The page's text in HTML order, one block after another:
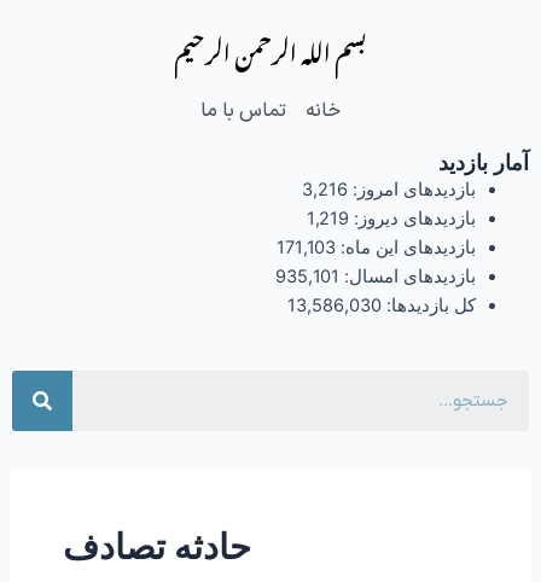
بسم الله الرحمن الرحیم
خانه تماس با ما
آمار بازدید
بازدیدهای امروز: 3,216
بازدیدهای دیروز: 1,219
بازدیدهای این ماه: 171,103
بازدیدهای امسال: 935,101
کل بازدیدها: 13,586,030
حادثه تصادف